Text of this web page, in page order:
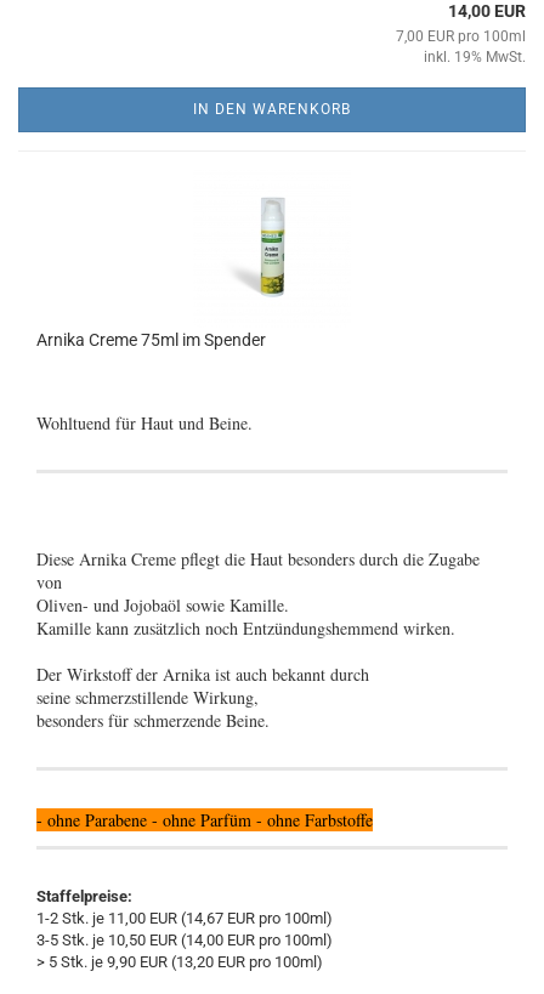
14,00 EUR
7,00 EUR pro 100ml
inkl. 19% MwSt.
IN DEN WARENKORB
Arnika Creme 75ml im Spender
Wohltuend für Haut und Beine.
Diese Arnika Creme pflegt die Haut besonders durch die Zugabe
von
Oliven- und Jojobaöl sowie Kamille.
Kamille kann zusätzlich noch Entzündungshemmend wirken.
Der Wirkstoff der Arnika ist auch bekannt durch
seine schmerzstillende Wirkung,
besonders für schmerzende Beine.
- ohne Parabene - ohne Parfüm - ohne Farbstoffe
Staffelpreise:
1-2 Stk. je 11,00 EUR (14,67 EUR pro 100ml)
3-5 Stk. je 10,50 EUR (14,00 EUR pro 100ml)
> 5 Stk. je 9,90 EUR (13,20 EUR pro 100ml)